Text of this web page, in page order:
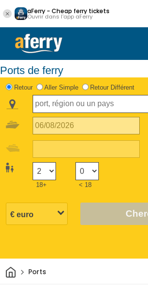
aFerry - Cheap ferry tickets
Ouvrir dans l'app aFerry
Ports de ferry
Retour Aller Simple Retour Différent
18+ < 18
Maison
Ports